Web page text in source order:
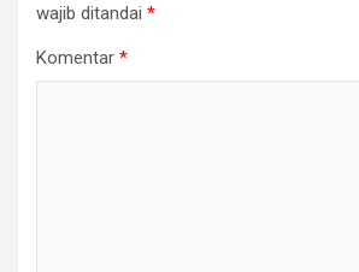
wajib ditandai *
Komentar *